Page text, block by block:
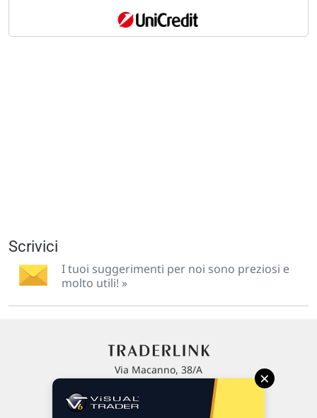
Scrivici
I tuoi suggerimenti per noi sono preziosi e
molto utili! »
Via Macanno, 38/A
P.IVA 02 452 460 401
×